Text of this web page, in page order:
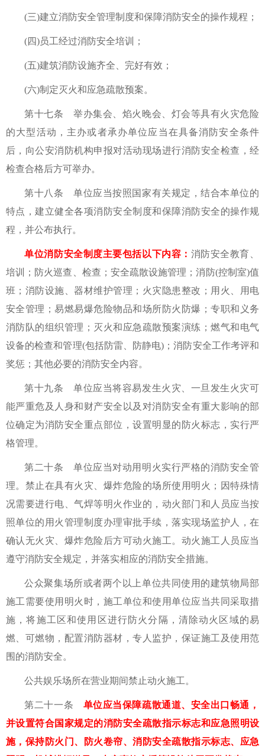
(三)建立消防安全管理制度和保障消防安全的操作规程；
(四)员工经过消防安全培训；
(五)建筑消防设施齐全、完好有效；
(六)制定灭火和应急疏散预案。
第十七条 举办集会、焰火晚会、灯会等具有火灾危险
的大型活动，主办或者承办单位应当在具备消防安全条件
后，向公安消防机构申报对活动现场进行消防安全检查，经
检查合格后方可举办。
第十八条 单位应当按照国家有关规定，结合本单位的
特点，建立健全各项消防安全制度和保障消防安全的操作规
程，并公布执行。
单位消防安全制度主要包括以下内容： 消防安全教育、
培训；防火巡查、检查；安全疏散设施管理；消防(控制室)值
班；消防设施、器材维护管理；火灾隐患整改；用火、用电
安全管理；易燃易爆危险物品和场所防火防爆；专职和义务
消防队的组织管理；灭火和应急疏散预案演练；燃气和电气
设备的检查和管理(包括防雷、防静电)；消防安全工作考评和
奖惩；其他必要的消防安全内容。
第十九条 单位应当将容易发生火灾、一旦发生火灾可
能严重危及人身和财产安全以及对消防安全有重大影响的部
位确定为消防安全重点部位，设置明显的防火标志，实行严
格管理。
第二十条 单位应当对动用明火实行严格的消防安全管
理。禁止在具有火灾、爆炸危险的场所使用明火；因特殊情
况需要进行电、气焊等明火作业的，动火部门和人员应当按
照单位的用火管理制度办理审批手续，落实现场监护人，在
确认无火灾、爆炸危险后方可动火施工。动火施工人员应当
遵守消防安全规定，并落实相应的消防安全措施。
公众聚集场所或者两个以上单位共同使用的建筑物局部
施工需要使用明火时，施工单位和使用单位应当共同采取措
施，将施工区和使用区进行防火分隔，清除动火区域的易
燃、可燃物，配置消防器材，专人监护，保证施工及使用范
围的消防安全。
公共娱乐场所在营业期间禁止动火施工。
第二十一条 单位应当保障疏散通道、安全出口畅通，
并设置符合国家规定的消防安全疏散指示标志和应急照明设
施，保持防火门、防火卷帘、消防安全疏散指示标志、应急